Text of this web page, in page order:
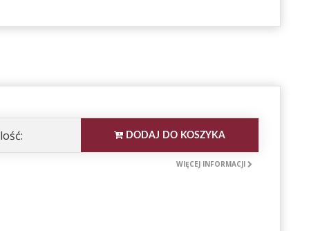
DODAJ DO KOSZYKA
WIĘCEJ INFORMACJI